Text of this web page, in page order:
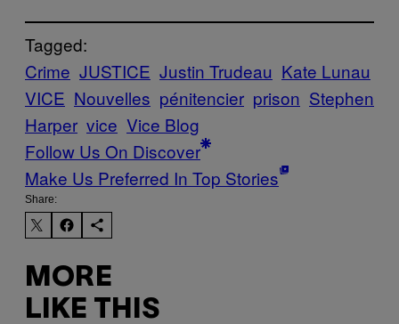
Tagged:
Crime JUSTICE Justin Trudeau Kate Lunau
VICE Nouvelles pénitencier prison Stephen
Harper vice Vice Blog
Follow Us On Discover
Make Us Preferred In Top Stories
Share:
MORE
LIKE THIS